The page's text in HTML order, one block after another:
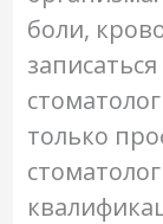
боли,
только